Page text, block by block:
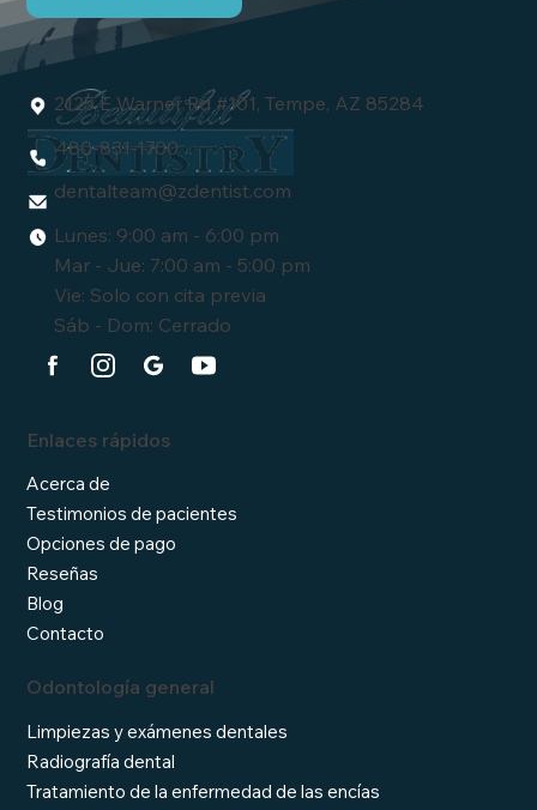
2125 E Warner Rd #101, Tempe, AZ 85284
480-831-1700
dentalteam@zdentist.com
Lunes: 9:00 am - 6:00 pm
Mar - Jue: 7:00 am - 5:00 pm
Vie: Solo con cita previa
Sáb - Dom: Cerrado
Enlaces rápidos
Acerca de
Testimonios de pacientes
Opciones de pago
Reseñas
Blog
Contacto
Odontología general
Limpiezas y exámenes dentales
Radiografía dental
Tratamiento de la enfermedad de las encías